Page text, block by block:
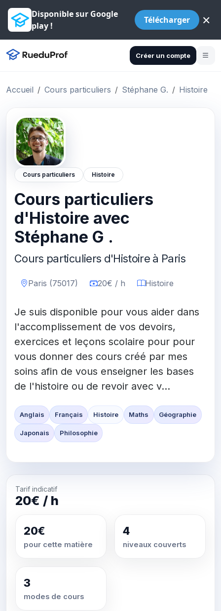
Disponible sur Google
play !
Télécharger ×
Créer un compte
Accueil Cours particuliers Stéphane G. Histoire
Cours particuliers Histoire
Cours particuliers
d'Histoire avec
Stéphane G .
Cours particuliers d'Histoire à Paris
Paris (75017) 20€ / h Histoire
Je suis disponible pour vous aider dans
l'accomplissement de vos devoirs,
exercices et leçons scolaire pour pour
vous donner des cours créé par mes
soins afin de vous enseigner les bases
de l'histoire ou de revoir avec v...
Anglais Français Histoire Maths Géographie
Japonais Philosophie
Tarif indicatif
20€ / h
20€
pour cette matière
4
niveaux couverts
3
modes de cours